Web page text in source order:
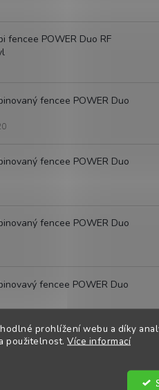
prohlížení webu a díky
použitelnost. Více informací
fencee POWER Duo RF
fencee POWER Duo
fencee POWER Duo
fencee POWER Duo
fencee POWER Duo